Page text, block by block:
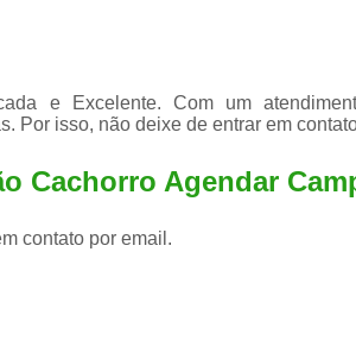
Limpeza de Tártaro
Limpeza de
Limpeza de Tártaro
e Excelente. Com um
Por isso, não deixe de entrar em
Cachorro Agendar
contato por email.